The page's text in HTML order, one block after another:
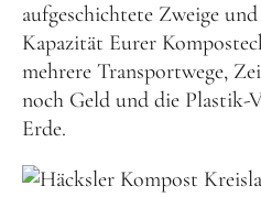
aufgeschichtete Zweige
Kapazität Eurer
mehrere Transportwege,
noch Geld und die Plastik-
Erde.